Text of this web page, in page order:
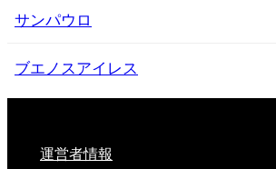
サンパウロ
ブエノスアイレス
運営者情報